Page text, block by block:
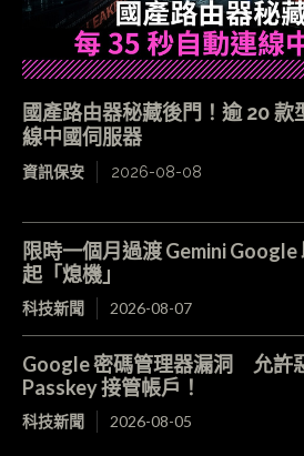
國產路由器秘藏後門！逾 20 款
線中國伺服器
資訊保安 2026-08-08
限時一個月過渡 Gemini Google
起「熄機」
科技新聞 2026-08-07
Google 密碼管理器漏洞 允許
Passkey 接管帳戶！
科技新聞 2026-08-05